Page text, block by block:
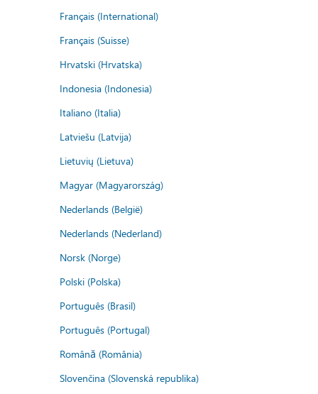
Français (International)
Français (Suisse)
Hrvatski (Hrvatska)
Indonesia (Indonesia)
Italiano (Italia)
Latviešu (Latvija)
Lietuvių (Lietuva)
Magyar (Magyarország)
Nederlands (België)
Nederlands (Nederland)
Norsk (Norge)
Polski (Polska)
Português (Brasil)
Português (Portugal)
Română (România)
Slovenčina (Slovenská republika)